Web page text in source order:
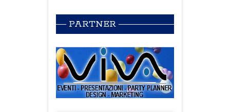
PARTNER